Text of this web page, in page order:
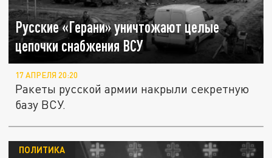
Русские «Герани» уничтожают целые
цепочки снабжения ВСУ
17 АПРЕЛЯ 20:20
Ракеты русской армии накрыли секретную
базу ВСУ.
ПОЛИТИКА